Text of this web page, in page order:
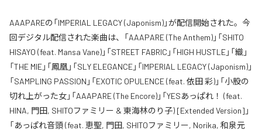
AAAPAREの「IMPERIAL LEGACY (Japonism)」が配信開始された。今
回デジタル配信された楽曲は、「AAAPARE (The Anthem)」「SHITO
HISAYO (feat. Mansa Vane)」「STREET FABRIC」「HIGH HUSTLE」「織」
「THE MIE」「鳳凰」「SLY ELEGANCE」「IMPERIAL LEGACY (Japonism)」
「SAMPLING PASSION」「EXOTIC OPULENCE (feat. 依田 彩)」「小股の
切れ上がった女」「AAAPARE (The Encore)」「YESあっぱれ！ (feat.
HINA, 門田, SHITOファミリー & 東海林のり子) [Extended Version]」
「あっぱれ音頭 (feat. 恵聖, 門田, SHITOファミリー, Norika, 和泉元